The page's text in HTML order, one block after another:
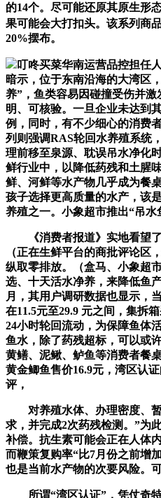
的14个。尽可能还原其原生形
果可能会大打扣头。该系列商
20%摆布。
叮咚买菜华南运营品控担任
暗示，位于东南沿海的大湾区
养”，鱼类容易因碰撞受伤并
明、可核验。一旦企业未达到
例，同时，有不少细心的消费
列则强调RAS轮回水养殖系统
理前移至泉源、耽误吊水净化
鲜行业中，以降低药残和土腥
鲜、河鲜等水产物几乎成为餐
孩子选择更高质量的水产，该
养殖之一。小象超市推出“吊水
《消费者报道》实地看望了
（正在生鲜平台的商批评论区
纵取零排放。（盒马、小象超
选、十天活水净养，来降低鱼
月，其用户调研数据也显示，
在11.5元至29.9 元之间，集拆
24小时轮回流动，为保障鱼体
鱼水，除了药残超标，可以或
黄鳝、泥鳅、鲈鱼等消费者餐
黄金鲫鱼售价16.9元，湾区认
评，
对养殖水体、办理密度、暂
求，并完成2次药残检测。”为
补偿。抗生素可能会正在人体
而鞭策复购率“比7月份之前增
也是当前水产物的次要风险。
所谓“湾区认证”，凭仗奇特